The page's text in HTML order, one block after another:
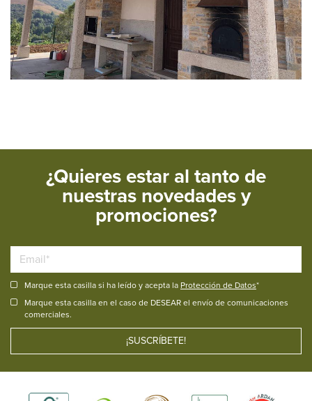
¿Quieres estar al tanto de
nuestras novedades y
promociones?
Marque esta casilla si ha leído y acepta la Protección de Datos*
Marque esta casilla en el caso de DESEAR el envío de comunicaciones
comerciales.